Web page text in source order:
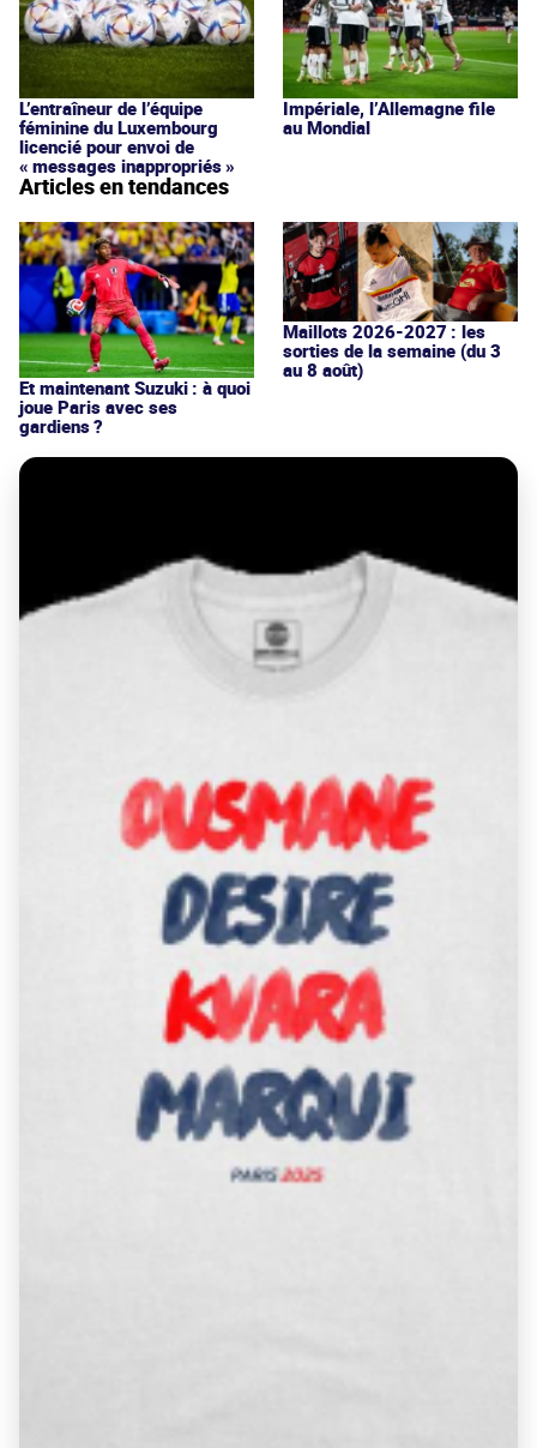
L’entraîneur de l’équipe
féminine du Luxembourg
licencié pour envoi de
« messages inappropriés »
Impériale, l’Allemagne file
au Mondial
Articles en tendances
Et maintenant Suzuki : à quoi
joue Paris avec ses
gardiens ?
Maillots 2026-2027 : les
sorties de la semaine (du 3
au 8 août)